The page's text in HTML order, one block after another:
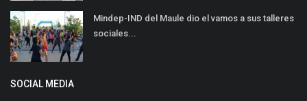
Mindep-IND del Maule dio el vamos a sus talleres
sociales...
SOCIAL MEDIA